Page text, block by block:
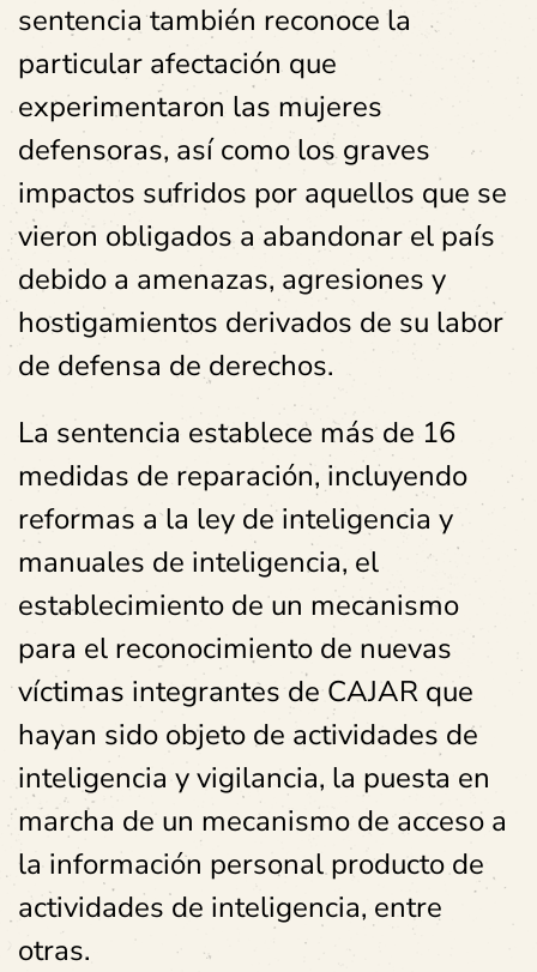
sentencia también reconoce la
particular afectación que
experimentaron las mujeres
defensoras, así como los graves
impactos sufridos por aquellos que se
vieron obligados a abandonar el país
debido a amenazas, agresiones y
hostigamientos derivados de su labor
de defensa de derechos.
La sentencia establece más de 16
medidas de reparación, incluyendo
reformas a la ley de inteligencia y
manuales de inteligencia, el
establecimiento de un mecanismo
para el reconocimiento de nuevas
víctimas integrantes de CAJAR que
hayan sido objeto de actividades de
inteligencia y vigilancia, la puesta en
marcha de un mecanismo de acceso a
la información personal producto de
actividades de inteligencia, entre
otras.